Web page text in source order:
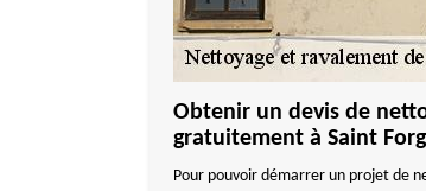
Obtenir un devis de
gratuitement à Saint
Pour pouvoir démarrer un projet de